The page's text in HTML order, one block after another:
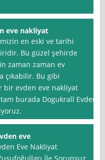
eve nakliyat
en eski ve tarihi
Bu güzel şehirde
zaman zaman ev
çıkabilir. Bu gibi
evden eve nakliyat
burada Dogukrall Evden
eve
Eve Nakliyat